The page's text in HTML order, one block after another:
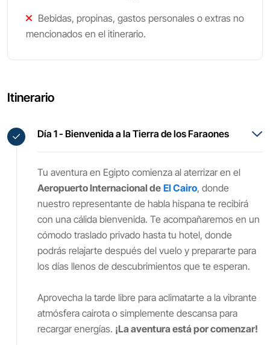
Bebidas, propinas, gastos personales o extras no
mencionados en el itinerario.
Itinerario
Día 1 - Bienvenida a la Tierra de los Faraones
Tu aventura en Egipto comienza al aterrizar en el
Aeropuerto Internacional de El Cairo, donde
nuestro representante de habla hispana te recibirá
con una cálida bienvenida. Te acompañaremos en un
cómodo traslado privado hasta tu hotel, donde
podrás relajarte después del vuelo y prepararte para
los días llenos de descubrimientos que te esperan.
Aprovecha la tarde libre para aclimatarte a la vibrante
atmósfera cairota o simplemente descansa para
recargar energías. ¡La aventura está por comenzar!